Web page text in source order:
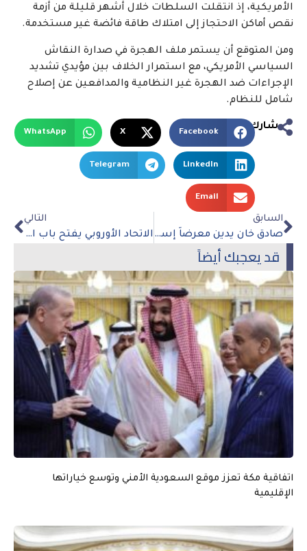
الأمريكية، إذ انتقلت السلطات خلال أشهر قليلة من أزمة
نقص أماكن الاحتجاز إلى امتلاك طاقة فائضة غير مستخدمة.
ومن المتوقع أن يستمر ملف الهجرة في صدارة النقاش
السياسي الأمريكي، مع استمرار الخلاف بين مؤيدي تشديد
الإجراءات ضد الهجرة غير النظامية والمدافعين عن إصلاح
شامل للنظام.
شارك
Facebook
X
WhatsApp
LinkedIn
Telegram
Email
السابق
صادق خان يدين معرضاً إسرائيلياً في لندن لتسويق عقارات بالمستوطنات
التالي
الاتحاد الأوروبي يفتح باب العضوية أمام أوكرانيا ومولدوفا رغم اعتراضات موسكو
قد يعجبك أيضاً
اتفاقية مكة تعزز موقع السعودية الأمني وتوسع خياراتها
الإقليمية